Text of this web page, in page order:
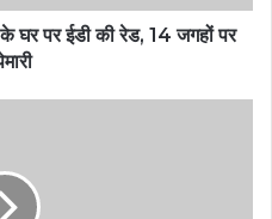
घर पर ईडी की रेड, 14 जगहों पर